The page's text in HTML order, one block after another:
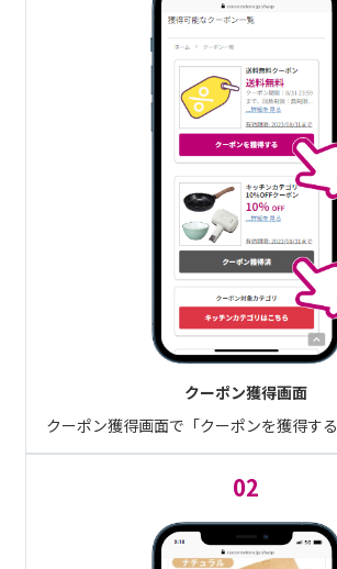
クーポン獲得画面
クーポン獲得画面で「クーポンを獲得す
02